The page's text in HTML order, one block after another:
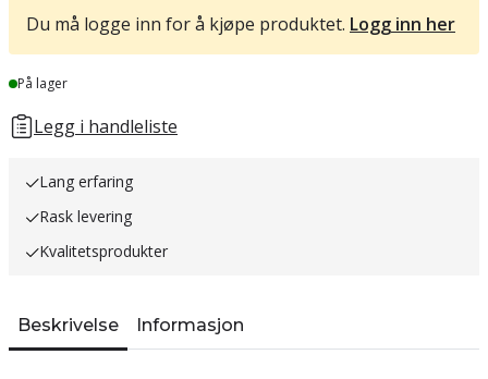
Du må logge inn for å kjøpe produktet. Logg inn her
Lager
På lager
Legg i handleliste
Lang erfaring
Rask levering
Kvalitetsprodukter
Beskrivelse Informasjon